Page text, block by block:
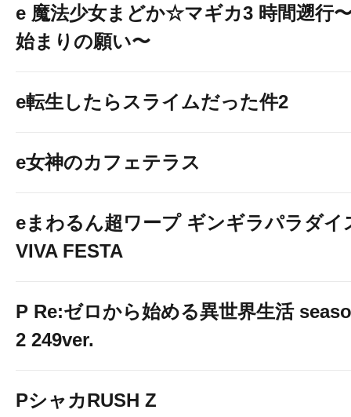
e 魔法少女まどか☆マギカ3 時間遡行
始まりの願い〜
e転生したらスライムだった件2
e女神のカフェテラス
eまわるん超ワープ ギンギラパラダイ
VIVA FESTA
P Re:ゼロから始める異世界生活
2 249ver.
PシャカRUSH Z